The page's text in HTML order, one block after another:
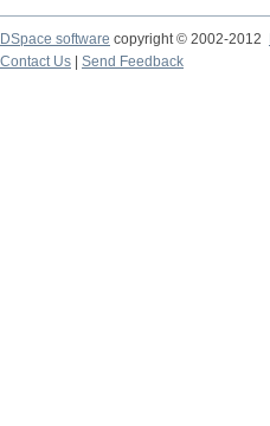
DSpace software copyright © 2002-2012
Contact Us
Send Feedback